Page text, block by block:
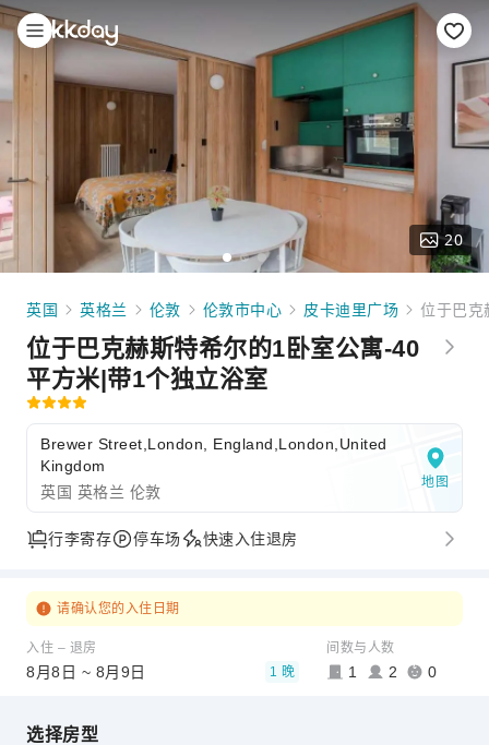
20
英国 英格兰 伦敦 伦敦市中心 皮卡迪里广场 位于巴
位于巴克赫斯特希尔的1卧室公寓-40
平方米|带1个独立浴室
Brewer Street,London, England,London,United
Kingdom
英国 英格兰 伦敦
地图
行李寄存 停车场 快速入住退房
请确认您的入住日期
入住 – 退房
8月8日 ~ 8月9日 1 晚
间数与人数
1 2 0
选择房型